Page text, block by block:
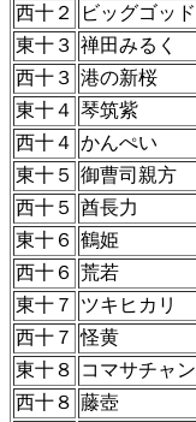
西十２
ビッグゴッド
東十３ 禅田みるく
西十３ 港の新桜
東十４ 琴筑紫
西十４ かんぺい
東十５ 御曹司親方
西十５ 酋長力
東十６ 鶴姫
西十６ 荒若
東十７
ツキヒカリ
西十７ 怪黄
東十８
コマサチャン
西十８ 藤壺